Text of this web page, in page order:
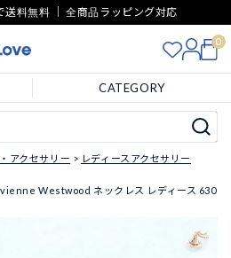
料無料 ｜ 全商品ラッピング対応
0
CATEGORY
アクセサリー
レディースアクセサリー
Westwood ネックレス レディース 630